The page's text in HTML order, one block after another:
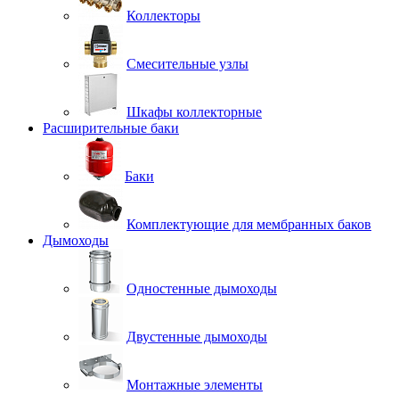
Коллекторы
Смесительные узлы
Шкафы коллекторные
Расширительные баки
Баки
Комплектующие для мембранных баков
Дымоходы
Одностенные дымоходы
Двустенные дымоходы
Монтажные элементы